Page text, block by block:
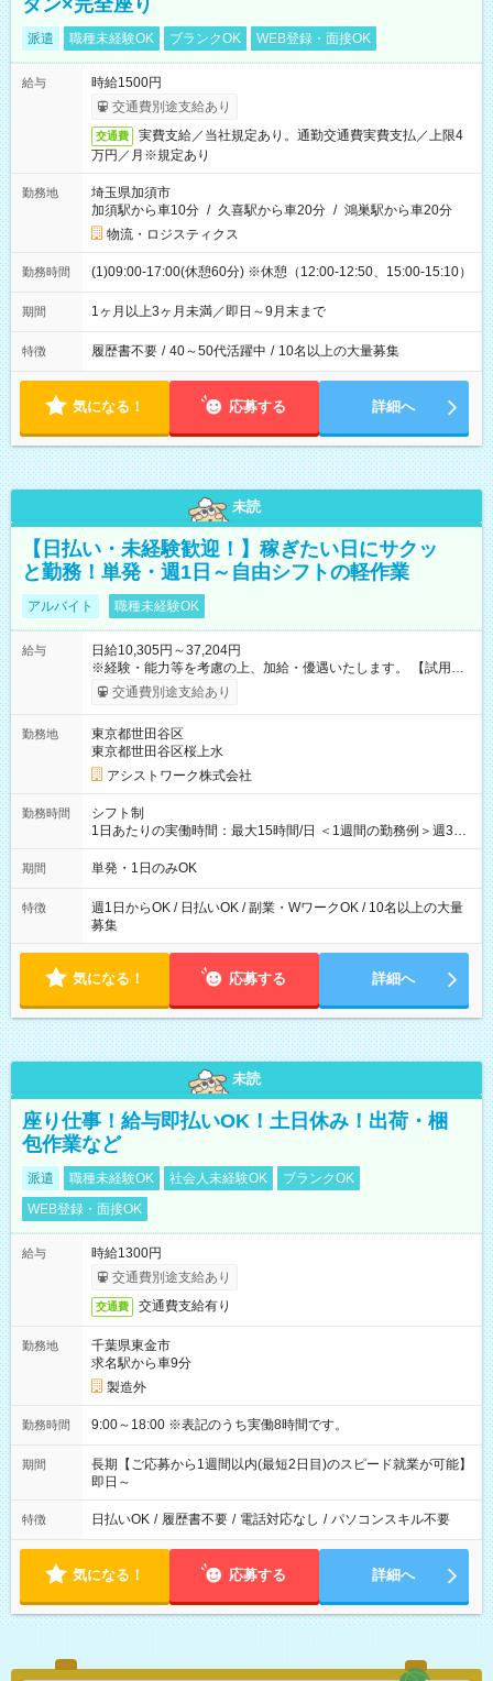
タン×完全座り
派遣 職種未経験OK ブランクOK WEB登録・面接OK
給与
時給1500円
交通費別途支給あり
交通費
実費支給／当社規定あり。通勤交通費実費支払／上限4
万円／月※規定あり
勤務地
埼玉県加須市
加須駅から車10分 / 久喜駅から車20分 / 鴻巣駅から車20分
物流・ロジスティクス
勤務時間 (1)09:00-17:00(休憩60分) ※休憩（12:00-12:50、15:00-15:10）
期間 1ヶ月以上3ヶ月未満／即日～9月末まで
特徴 履歴書不要 / 40～50代活躍中 / 10名以上の大量募集
気になる！ 応募する 詳細へ
未読
【日払い・未経験歓迎！】稼ぎたい日にサクッ
と勤務！単発・週1日～自由シフトの軽作業
アルバイト 職種未経験OK
給与
日給10,305円～37,204円
※経験・能力等を考慮の上、加給・優遇いたします。 【試用期
間】試用期間なし
交通費別途支給あり
勤務地
東京都世田谷区
東京都世田谷区桜上水
アシストワーク株式会社
勤務時間
シフト制
1日あたりの実働時間：最大15時間/日 ＜1週間の勤務例＞週3回
勤務 勤務：月・水・金 休み：火・木・土・日 好きな時にお仕事
可能です！ ※1日あたりの最大実働時間は日勤、夜勤共に勤務し
期間 単発・1日のみOK
特徴
週1日からOK / 日払いOK / 副業・WワークOK / 10名以上の大量
募集
気になる！ 応募する 詳細へ
未読
座り仕事！給与即払いOK！土日休み！出荷・梱
包作業など
派遣 職種未経験OK 社会人未経験OK
ブランクOK
WEB登録・面接OK
給与
時給1300円
交通費別途支給あり
交通費 交通費支給有り
勤務地
千葉県東金市
求名駅から車9分
製造外
勤務時間 9:00～18:00 ※表記のうち実働8時間です。
期間
長期【ご応募から1週間以内(最短2日目)のスピード就業が可能】
即日～
特徴 日払いOK / 履歴書不要 / 電話対応なし / パソコンスキル不要
気になる！ 応募する 詳細へ